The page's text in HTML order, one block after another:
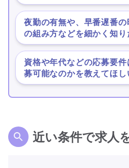
夜勤の有無や、早番遅番の
の組み方などを細かく知り
資格や年代などの応募要
募可能なのかを教えてほし
近い条件で求人